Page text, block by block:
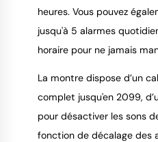
heures. Vous pouvez
jusqu'à 5 alarmes
horaire pour ne jamais
La montre dispose d’un
complet jusqu'en 2099,
pour désactiver les sons
fonction de décalage des